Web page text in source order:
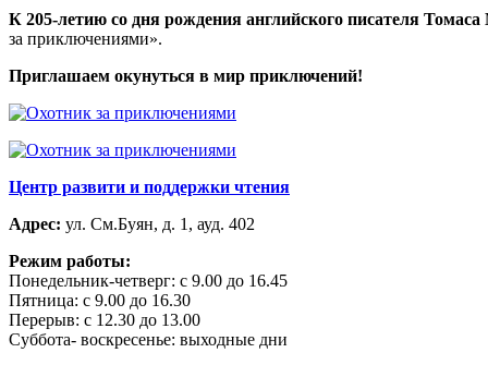
К 205-летию со дня рождения английского писателя
за приключениями».
Приглашаем окунуться в мир приключений!
Центр развити и поддержки чтения
Адрес: ул. См.Буян, д. 1, ауд. 402
Режим работы:
Понедельник-четверг: с 9.00 до 16.45
Пятница: с 9.00 до 16.30
Перерыв: с 12.30 до 13.00
Суббота- воскресенье: выходные дни